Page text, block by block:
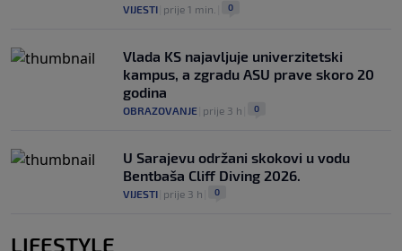
VIJESTI prije 1 min. 0
Vlada KS najavljuje univerzitetski
kampus, a zgradu ASU prave skoro 20
godina
OBRAZOVANJE prije 3 h 0
U Sarajevu održani skokovi u vodu
Bentbaša Cliff Diving 2026.
VIJESTI prije 3 h 0
LIFESTYLE